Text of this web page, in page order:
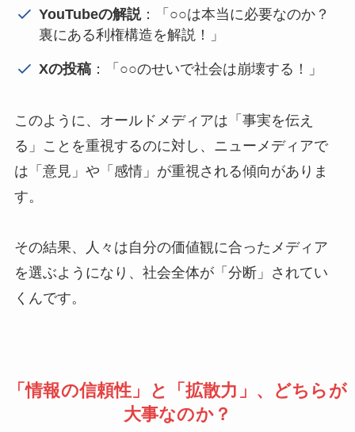
YouTubeの解説：「○○は本当に必要なのか？
裏にある利権構造を解説！」
Xの投稿 ：「○○のせいで社会は崩壊する！」
このように、オールドメディアは「事実を伝え
る」ことを重視するのに対し、ニューメディアで
は「意見」や「感情」が重視される傾向がありま
す。
その結果、人々は自分の価値観に合ったメディア
を選ぶようになり、社会全体が「分断」されてい
くんです。
「情報の信頼性」と「拡散力」、どちらが
大事なのか？